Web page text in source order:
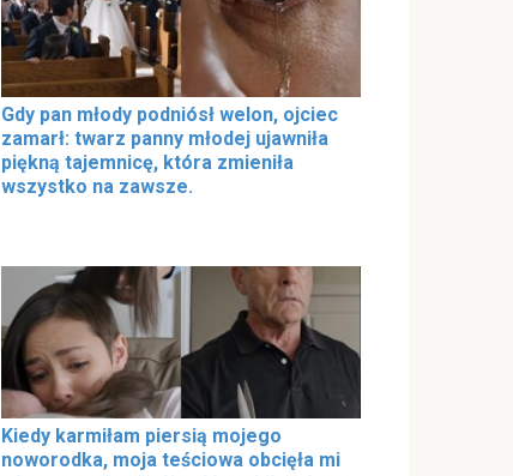
Gdy pan młody podniósł welon, ojciec
zamarł: twarz panny młodej ujawniła
piękną tajemnicę, która zmieniła
wszystko na zawsze.
Kiedy karmiłam piersią mojego
noworodka, moja teściowa obcięła mi